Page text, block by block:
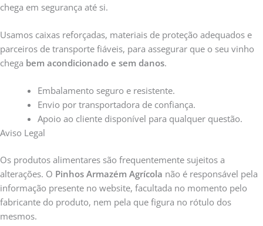
chega em segurança até si.
Usamos caixas reforçadas, materiais de proteção adequados e
parceiros de transporte fiáveis, para assegurar que o seu vinho
chega bem acondicionado e sem danos.
Embalamento seguro e resistente.
Envio por transportadora de confiança.
Apoio ao cliente disponível para qualquer questão.
Aviso Legal
Os produtos alimentares são frequentemente sujeitos a
alterações. O Pinhos Armazém Agrícola não é responsável pela
informação presente no website, facultada no momento pelo
fabricante do produto, nem pela que figura no rótulo dos
mesmos.